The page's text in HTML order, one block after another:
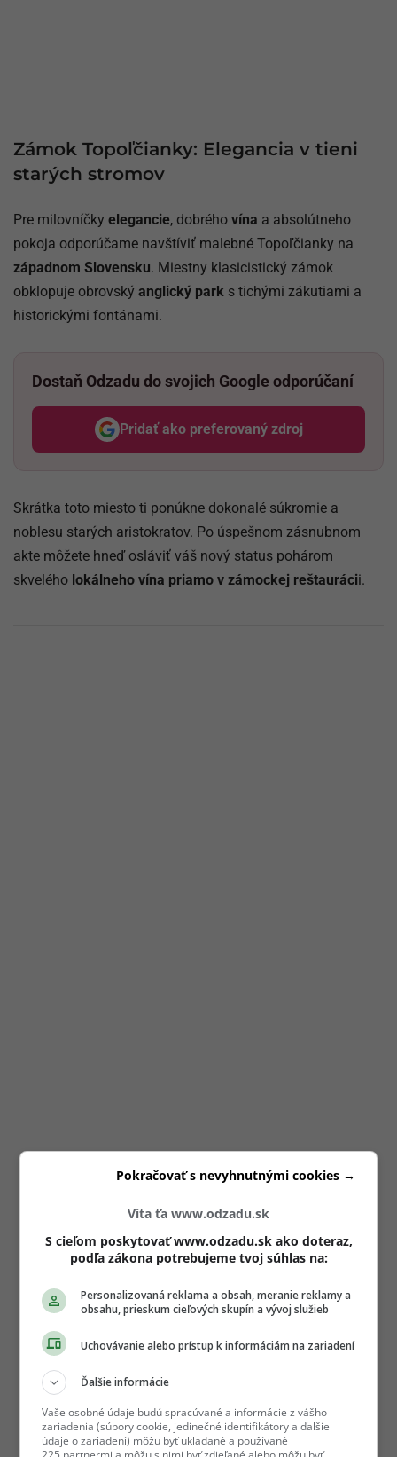
Zámok Topoľčianky: Elegancia v tieni
starých stromov
Pre milovníčky elegancie, dobrého vína a absolútneho
pokoja odporúčame navštíviť malebné Topoľčianky na
západnom Slovensku. Miestny klasicistický zámok
obklopuje obrovský anglický park s tichými zákutiami a
historickými fontánami.
Dostaň Odzadu do svojich Google odporúčaní
Pridať ako preferovaný zdroj
Odzadu, odkaz sa otvorí v
Skrátka toto miesto ti ponúkne dokonalé súkromie a
noblesu starých aristokratov. Po úspešnom zásnubnom
akte môžete hneď osláviť váš nový status pohárom
skvelého lokálneho vína priamo v zámockej reštaurácii.
Víta ťa www.odzadu.sk
S cieľom poskytovať www.odzadu.sk ako doteraz,
podľa zákona potrebujeme tvoj súhlas na:
Personalizovaná reklama a obsah, meranie reklamy a
obsahu, prieskum cieľových skupín a vývoj služieb
Uchovávanie alebo prístup k informáciám na zariadení
Ďalšie informácie
Vaše osobné údaje budú spracúvané a informácie z vášho
zariadenia (súbory cookie, jedinečné identifikátory a ďalšie
údaje o zariadení) môžu byť ukladané a používané
Pokračovať s nevyhnutnými cookies →